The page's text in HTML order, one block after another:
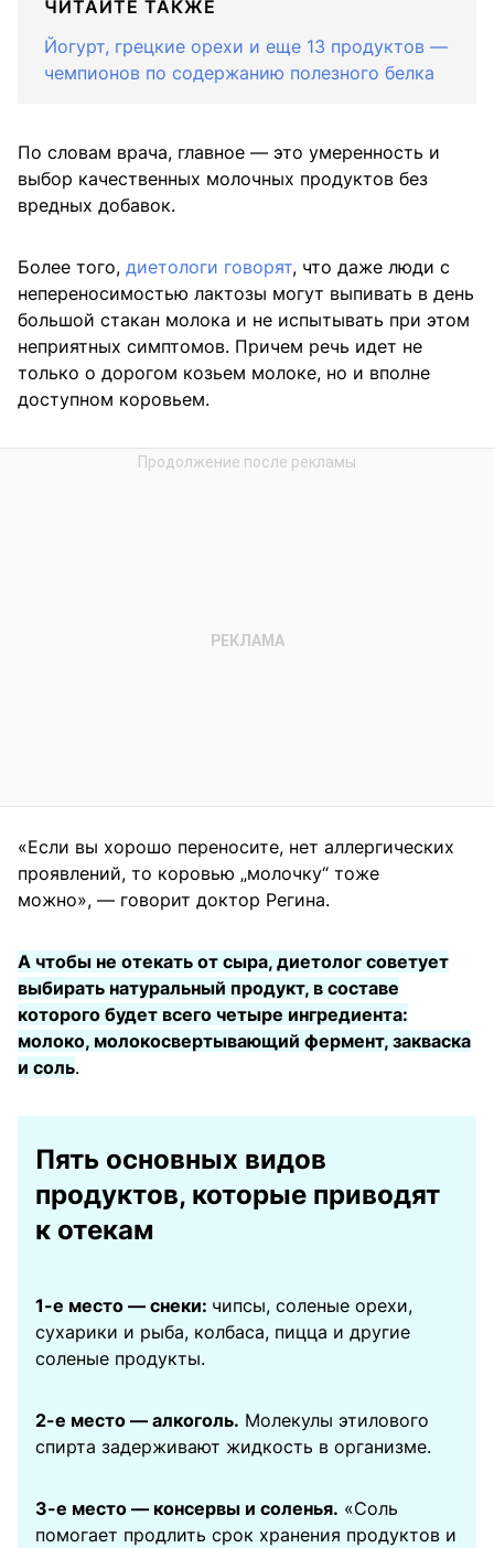
ЧИТАЙТЕ ТАКЖЕ
Йогурт, грецкие орехи и еще 13 продуктов —
чемпионов по содержанию полезного белка
По словам врача, главное — это умеренность и
выбор качественных молочных продуктов без
вредных добавок.
Более того, диетологи говорят, что даже люди с
непереносимостью лактозы могут выпивать в день
большой стакан молока и не испытывать при этом
неприятных симптомов. Причем речь идет не
только о дорогом козьем молоке, но и вполне
доступном коровьем.
«Если вы хорошо переносите, нет аллергических
проявлений, то коровью „молочку“ тоже
можно», — говорит доктор Регина.
А чтобы не отекать от сыра, диетолог советует
выбирать натуральный продукт, в составе
которого будет всего четыре ингредиента:
молоко, молокосвертывающий фермент, закваска
и соль.
Пять основных видов
продуктов, которые приводят
к отекам
1-е место — снеки: чипсы, соленые орехи,
сухарики и рыба, колбаса, пицца и другие
соленые продукты.
2-е место — алкоголь. Молекулы этилового
спирта задерживают жидкость в организме.
3-е место — консервы и соленья. «Соль
помогает продлить срок хранения продуктов и